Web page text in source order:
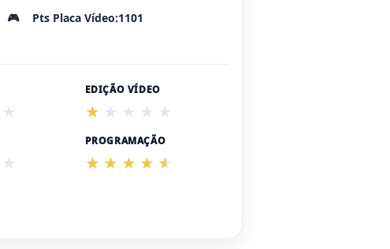
🎮
Pts Placa Vídeo:1101
EDIÇÃO VÍDEO
PROGRAMAÇÃO